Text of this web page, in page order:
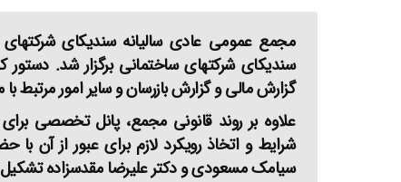
مجمع
سندیکای شرکتهای ساختمانی برگزار شد.
گزارش مالی و گزارش بازرسان و سایر امور مرتبط
علاوه بر روند قانونی مجمع، پانل تخصصی
شرایط و اتخاذ رویکرد لازم برای عبور از
سیامک مسعودی و دکتر علیرضا مقدس­زاده